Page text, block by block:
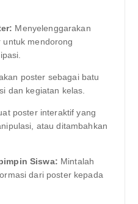
Menyelenggarakan
untuk mendorong
poster sebagai batu
dan kegiatan kelas.
poster interaktif yang
atau ditambahkan
Siswa: Mintalah
dari poster kepada